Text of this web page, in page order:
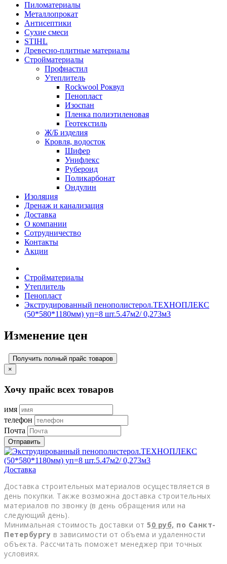
Пиломатериалы
Металлопрокат
Антисептики
Сухие смеси
STIHL
Древесно-плитные материалы
Стройматериалы
Профнастил
Утеплитель
Rockwool Роквул
Пенопласт
Изоспан
Пленка полиэтиленовая
Геотекстиль
Ж/Б изделия
Кровля, водосток
Шифер
Унифлекс
Рубероид
Поликарбонат
Ондулин
Изоляция
Дренаж и канализация
Доставка
О компании
Cотрудничество
Контакты
Акции
Стройматериалы
Утеплитель
Пенопласт
Экструдированный пенополистерол.ТЕХНОПЛЕКС
(50*580*1180мм) уп=8 шт.5.47м2/ 0,273м3
Изменение цен
Получить полный прайс товаров
×
Хочу прайс всех товаров
имя
телефон
Почта
Отправить
Доставка
Доставка строительных материалов осуществляется в
день покупки. Также возможна доставка строительных
материалов по звонку (в день обращения или на
следующий день).
Минимальная стоимость доставки от 50 руб, по Санкт-
Петербургу в зависимости от объема и удаленности
объекта. Рассчитать поможет менеджер при точных
условиях.